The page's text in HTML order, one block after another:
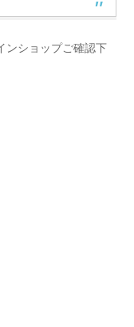
ンショップご確認下